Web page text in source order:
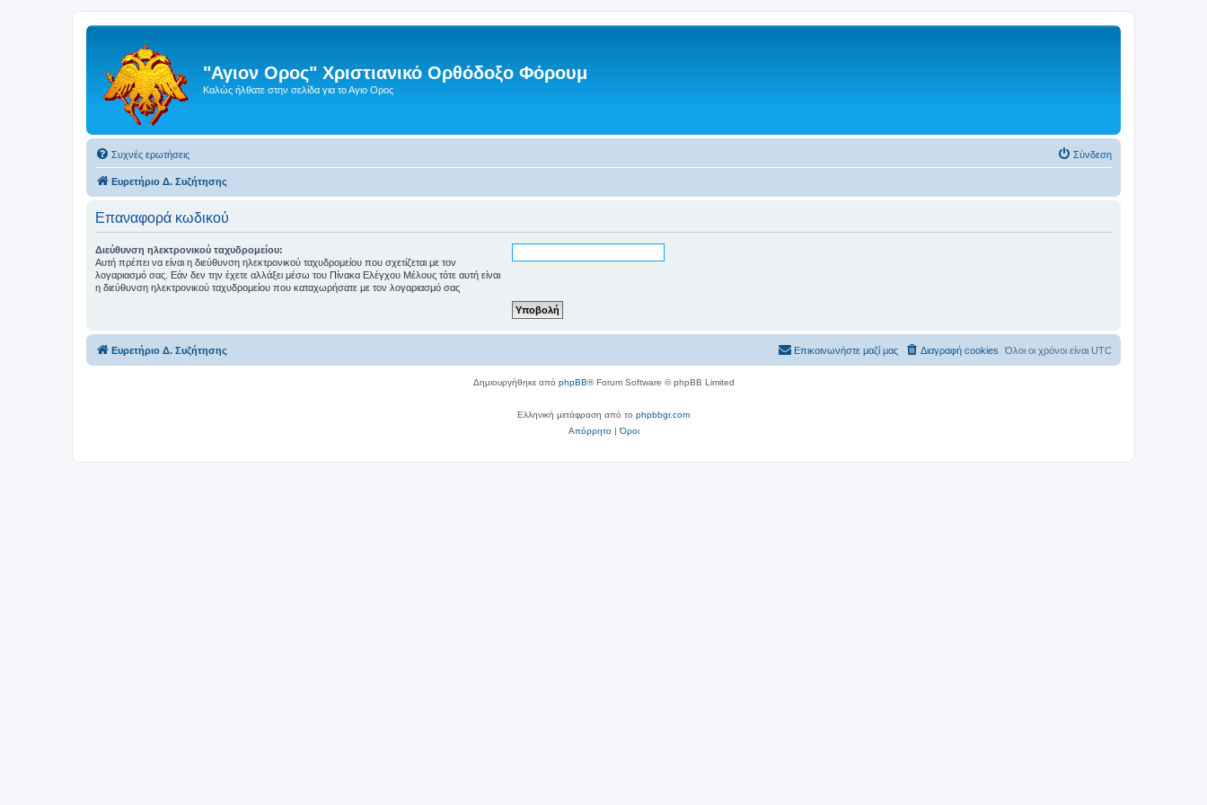
"Αγιον Ορος" Χριστιανικό Ορθόδοξο Φόρουμ
Καλώς ήλθατε στην σελίδα για το Αγιο Ορος
Συχνές ερωτήσεις Σύνδεση
Ευρετήριο Δ. Συζήτησης
Επαναφορά κωδικού
Διεύθυνση ηλεκτρονικού ταχυδρομείου:
Αυτή πρέπει να είναι η διεύθυνση ηλεκτρονικού ταχυδρομείου που σχετίζεται με τον
λογαριασμό σας. Εάν δεν την έχετε αλλάξει μέσω του Πίνακα Ελέγχου Μέλους τότε αυτή είναι
η διεύθυνση ηλεκτρονικού ταχυδρομείου που καταχωρήσατε με τον λογαριασμό σας
Ευρετήριο Δ. Συζήτησης Όλοι οι χρόνοι είναι UTC
Διαγραφή cookies
Επικοινωνήστε μαζί μας
Δημιουργήθηκε από phpBB® Forum Software © phpBB Limited
Ελληνική μετάφραση από το phpbbgr.com
Απόρρητο|Όροι